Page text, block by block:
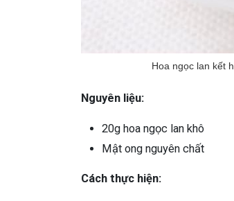
Hoa ngọc lan kết
Nguyên liệu:
20g hoa ngọc lan khô
Mật ong nguyên chất
Cách thực hiện: